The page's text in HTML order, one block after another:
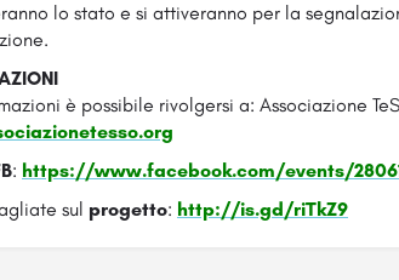
lo stato e si attiveranno per la
è possibile rivolgersi a: Associazione
: https://www.facebook.com/events/
sul progetto: http://is.gd/riTkZ9